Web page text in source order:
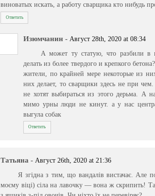
виноватых искать, а работу сварщика кто нибудь
Ответить
Изюмчанин - Август 28th, 2020 at 08:34
А может ту статую, что разбили
делать из более твердого и крепкого
жители, по крайней мере некоторые из
них делает, то сварщики здесь не при
не хотят выбираться из этого дерьма. А
мимо урны люди не кинут. а у нас
выгула собак
Ответить
Татьяна - Август 26th, 2020 at 21:36
Я згідна з тим, що вандалів вистачає. Але
моєму віці) сіла на лавочку — вона ж скрипить!